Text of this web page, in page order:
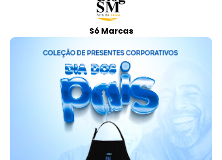
Só Marcas